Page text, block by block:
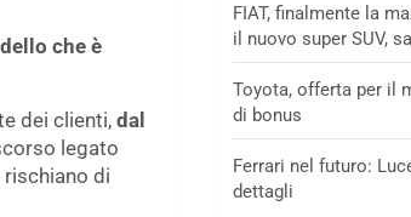
che è
dei clienti, dal
legato
di
FIAT, finalmente la
il nuovo super SUV,
Toyota, offerta per il
di bonus
Ferrari nel futuro:
dettagli